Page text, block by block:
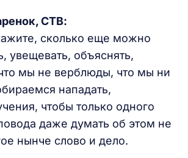
СТВ:
сколько еще можно
увещевать, объяснять,
мы не верблюды, что мы ни
нападать,
чтобы только одного
даже думать об этом не
нынче слово и дело.